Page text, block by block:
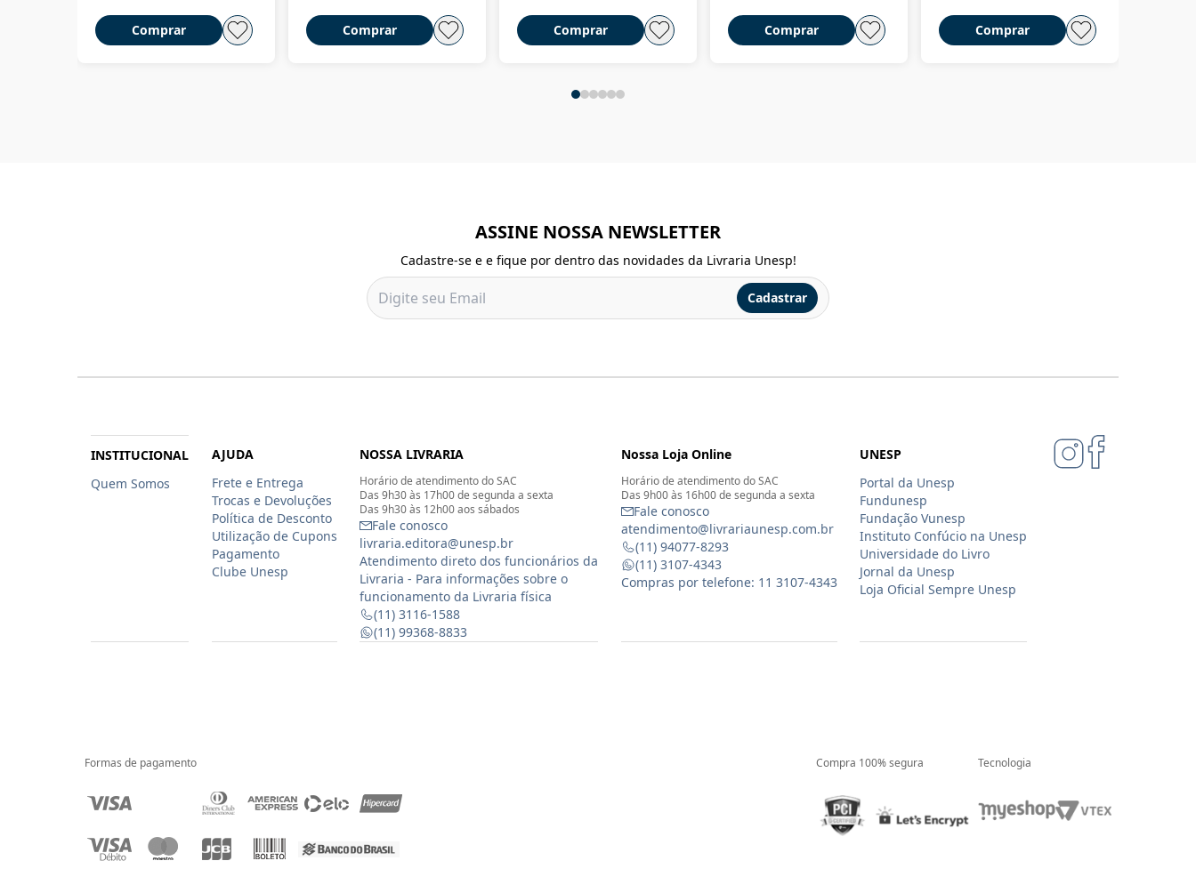
Comprar Comprar Comprar Comprar Comprar
ASSINE NOSSA NEWSLETTER
Cadastre-se e e fique por dentro das novidades da Livraria Unesp!
Cadastrar
INSTITUCIONAL
Quem Somos
AJUDA
Frete e Entrega
Trocas e Devoluções
Política de Desconto
Utilização de Cupons
Pagamento
Clube Unesp
NOSSA LIVRARIA
Horário de atendimento do SAC
Das 9h30 às 17h00 de segunda a sexta
Das 9h30 às 12h00 aos sábados
Fale conosco
livraria.editora@unesp.br
Atendimento direto dos funcionários da
Livraria - Para informações sobre o
funcionamento da Livraria física
(11) 3116-1588
(11) 99368-8833
Nossa Loja Online
Horário de atendimento do SAC
Das 9h00 às 16h00 de segunda a sexta
Fale conosco
atendimento@livrariaunesp.com.br
(11) 94077-8293
(11) 3107-4343
Compras por telefone: 11 3107-4343
UNESP
Portal da Unesp
Fundunesp
Fundação Vunesp
Instituto Confúcio na Unesp
Universidade do Livro
Jornal da Unesp
Loja Oficial Sempre Unesp
Formas de pagamento Compra 100% segura Tecnologia